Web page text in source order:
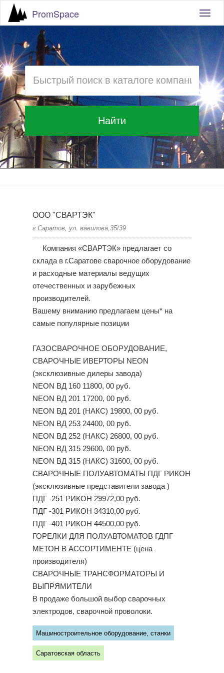
PromSpace
Найти
ООО "СВАРТЭК"
г.Саратов, ул. вавилова,35/39
Компания «СВАРТЭК» предлагает со
склада в г.Саратове сварочное оборудование
и расходные материалы ведущих
отечественных и зарубежных
производителей.
Вашему вниманию предлагаем цены* на
самые популярные позиции
ГАЗОСВАРОЧНОЕ ОБОРУДОВАНИЕ,
СВАРОЧНЫЕ ИВЕРТОРЫ NEON
(эксклюзивные дилеры завода)
NEON ВД 160 11800, 00 руб.
NEON ВД 201 17200, 00 руб.
NEON ВД 201 (НАКС) 19800, 00 руб.
NEON ВД 253 24400, 00 руб.
NEON ВД 252 (НАКС) 26800, 00 руб.
NEON ВД 315 29600, 00 руб.
NEON ВД 315 (НАКС) 31600, 00 руб.
СВАРОЧНЫЕ ПОЛУАВТОМАТЫ ПДГ РИКОН
(эксклюзивные представители завода )
ПДГ -251 РИКОН 29972,00 руб.
ПДГ -301 РИКОН 34310,00 руб.
ПДГ -401 РИКОН 44500,00 руб.
ГОРЕЛКИ ДЛЯ ПОЛУАВТОМАТОВ ГДПГ
МЕТОН В АССОРТИМЕНТЕ (цена
производителя)
СВАРОЧНЫЕ ТРАНСФОРМАТОРЫ И
ВЫПРЯМИТЕЛИ
В продаже большой выбор сварочных
электродов, сварочной проволоки.
Машиностроительное оборудование, станки
Саратовская область